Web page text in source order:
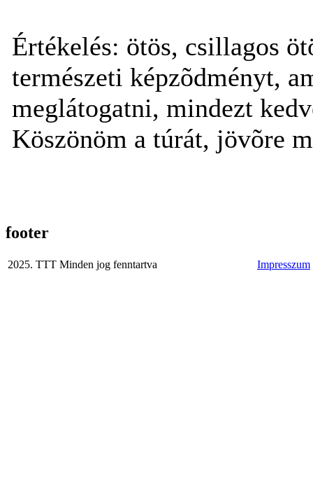
Értékelés: ötös, csillagos
természeti képzõdményt,
meglátogatni, mindezt
Köszönöm a túrát, jövõre
footer
2025. TTT Minden jog fenntartva Impresszum